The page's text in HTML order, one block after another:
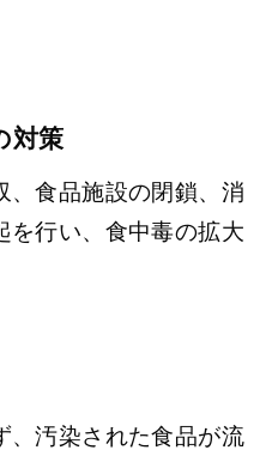
対策
、食品施設の閉鎖、消
を行い、食中毒の拡大
、汚染された食品が流